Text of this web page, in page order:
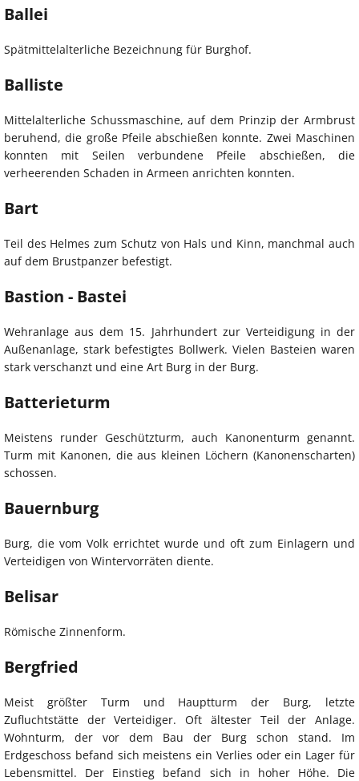
Ballei
Spätmittelalterliche Bezeichnung für Burghof.
Balliste
Mittelalterliche Schussmaschine, auf dem Prinzip der Armbrust
beruhend, die große Pfeile abschießen konnte. Zwei Maschinen
konnten mit Seilen verbundene Pfeile abschießen, die
verheerenden Schaden in Armeen anrichten konnten.
Bart
Teil des Helmes zum Schutz von Hals und Kinn, manchmal auch
auf dem Brustpanzer befestigt.
Bastion - Bastei
Wehranlage aus dem 15. Jahrhundert zur Verteidigung in der
Außenanlage, stark befestigtes Bollwerk. Vielen Basteien waren
stark verschanzt und eine Art Burg in der Burg.
Batterieturm
Meistens runder Geschützturm, auch Kanonenturm genannt.
Turm mit Kanonen, die aus kleinen Löchern (Kanonenscharten)
schossen.
Bauernburg
Burg, die vom Volk errichtet wurde und oft zum Einlagern und
Verteidigen von Wintervorräten diente.
Belisar
Römische Zinnenform.
Bergfried
Meist größter Turm und Hauptturm der Burg, letzte
Zufluchtstätte der Verteidiger. Oft ältester Teil der Anlage.
Wohnturm, der vor dem Bau der Burg schon stand. Im
Erdgeschoss befand sich meistens ein Verlies oder ein Lager für
Lebensmittel. Der Einstieg befand sich in hoher Höhe. Die